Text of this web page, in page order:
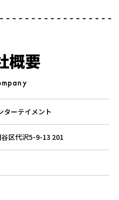
概要
ーテイメント
区代沢5-9-13 201